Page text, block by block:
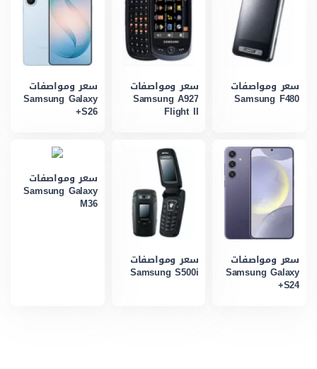
سعر ومواصفات
Samsung F480
سعر ومواصفات
Samsung A927
Flight II
سعر ومواصفات
Samsung Galaxy
S26+
سعر ومواصفات
Samsung Galaxy
S24+
سعر ومواصفات
Samsung S500i
سعر ومواصفات
Samsung Galaxy
M36